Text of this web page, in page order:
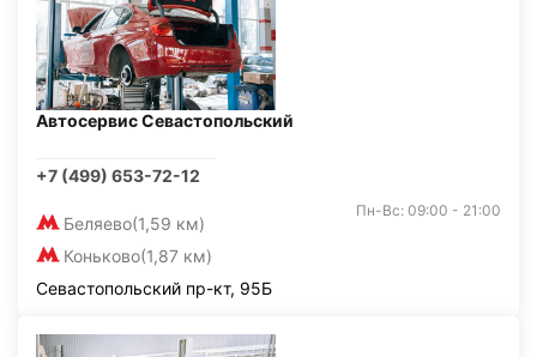
Автосервис Севастопольский
+7 (499) 653-72-12
Беляево(1,59 км)
Коньково(1,87 км)
Пн-Вс: 09:00 - 21:00
Севастопольский пр-кт, 95Б